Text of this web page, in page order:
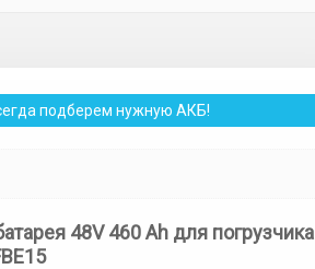
подберем нужную АКБ!
48V 460 Ah для погрузчика